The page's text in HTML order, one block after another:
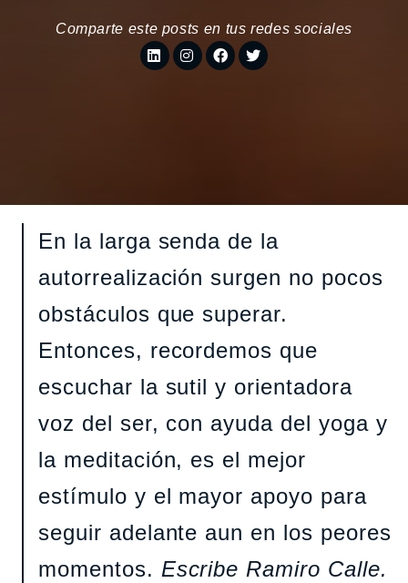
Comparte este posts en tus redes sociales
En la larga senda de la
autorrealización surgen no pocos
obstáculos que superar.
Entonces, recordemos que
escuchar la sutil y orientadora
voz del ser, con ayuda del yoga y
la meditación, es el mejor
estímulo y el mayor apoyo para
seguir adelante aun en los peores
momentos. Escribe Ramiro Calle.